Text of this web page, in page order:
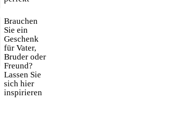
Brauchen
Sie ein
Geschenk
für Vater,
Bruder oder
Freund?
Lassen Sie
sich hier
inspirieren